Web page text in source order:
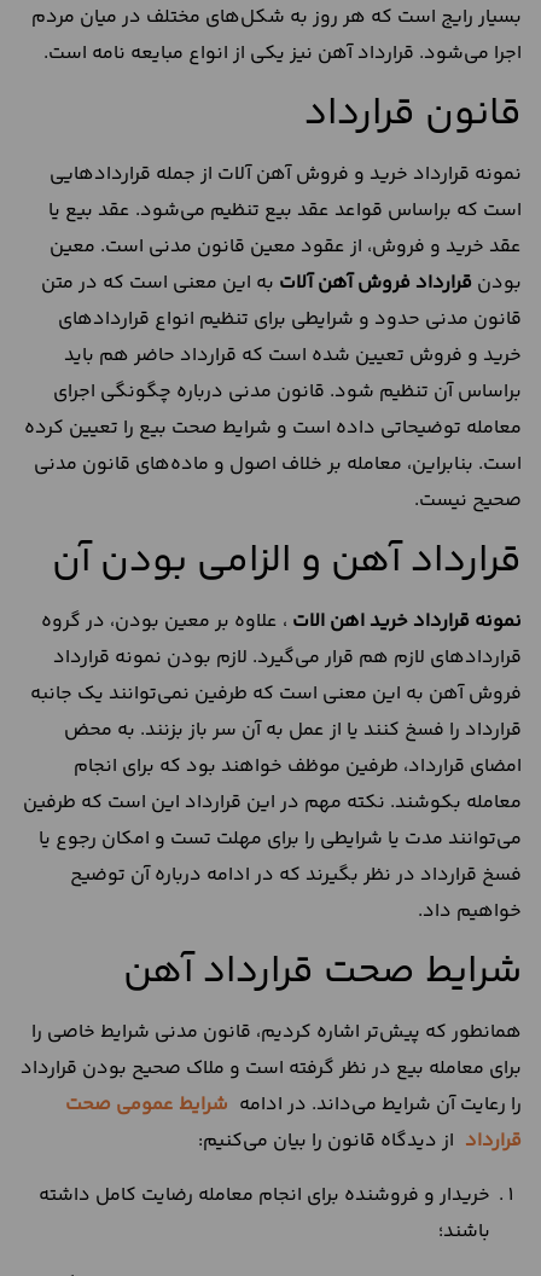
بسیار رایج است که هر روز به شکل‌های مختلف در میان مردم
اجرا می‌شود. قرارداد آهن نیز یکی از انواع مبایعه نامه است.
قانون قرارداد
نمونه قرارداد خرید و فروش آهن آلات از جمله قراردادهایی
است که براساس قواعد عقد بیع تنظیم می‌شود. عقد بیع یا
عقد خرید و فروش، از عقود معین قانون مدنی است. معین
بودن قرارداد فروش آهن آلات به این معنی است که در متن
قانون مدنی حدود و شرایطی برای تنظیم انواع قراردادهای
خرید و فروش تعیین شده است که قرارداد حاضر هم باید
براساس آن تنظیم شود. قانون مدنی درباره چگونگی اجرای
معامله توضیحاتی داده است و شرایط صحت بیع را تعیین کرده
است. بنابراین، معامله بر خلاف اصول و ماده‌های قانون مدنی
صحیح نیست.
قرارداد آهن و الزامی بودن آن
نمونه قرارداد خرید اهن الات ، علاوه بر معین بودن، در گروه
قراردادهای لازم هم قرار می‌گیرد. لازم بودن نمونه قرارداد
فروش آهن به این معنی است که طرفین نمی‌توانند یک جانبه
قرارداد را فسخ کنند یا از عمل به آن سر باز بزنند. به محض
امضای قرارداد، طرفین موظف خواهند بود که برای انجام
معامله بکوشند. نکته مهم در این قرارداد این است که طرفین
می‌توانند مدت یا شرایطی را برای مهلت تست و امکان رجوع یا
فسخ قرارداد در نظر بگیرند که در ادامه درباره آن توضیح
خواهیم داد.
شرایط صحت قرارداد آهن
همانطور که پیش‌تر اشاره کردیم، قانون مدنی شرایط خاصی را
برای معامله بیع در نظر گرفته است و ملاک صحیح بودن قرارداد
را رعایت آن شرایط می‌داند. در ادامه شرایط عمومی صحت
قرارداد از دیدگاه قانون را بیان می‌کنیم:
خریدار و فروشنده برای انجام معامله رضایت کامل داشته
باشند؛